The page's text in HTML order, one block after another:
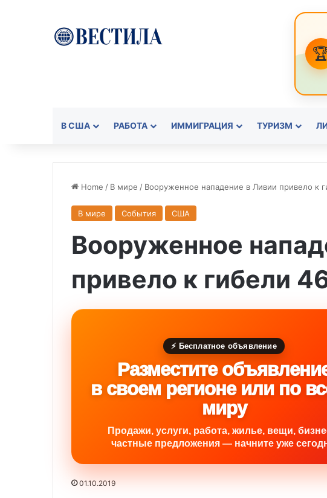
В США РАБОТА ИММИГРАЦИЯ ТУРИЗМ
Home / В мире / Вооруженное нападение в Ливии привело к
В мире События США
Вооруженное
привело к гибели
⚡ Бесплатное объявление
Разместите
в своем регионе или по
миру
Продажи, услуги, работа, жилье, вещи,
частные предложения — начните уже
01.10.2019